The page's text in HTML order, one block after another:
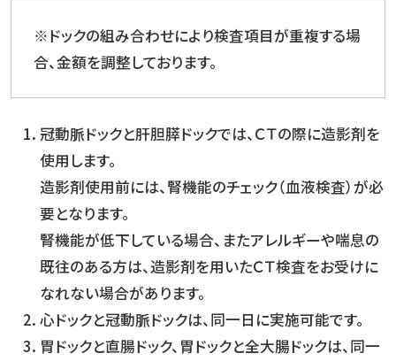
※ドックの組み合わせにより検査項目が重複する場
合、金額を調整しております。
冠動脈ドックと肝胆膵ドックでは、ＣＴの際に造影剤を
使用します。
造影剤使用前には、腎機能のチェック（血液検査）が必
要となります。
腎機能が低下している場合、またアレルギーや喘息の
既往のある方は、造影剤を用いたＣＴ検査をお受けに
なれない場合があります。
心ドックと冠動脈ドックは、同一日に実施可能です。
胃ドックと直腸ドック、胃ドックと全大腸ドックは、同一